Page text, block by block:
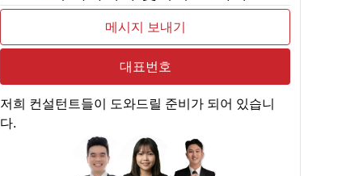
메시지 보내기
대표번호
저희 컨설턴트들이 도와드릴 준비가 되어 있습니
다.